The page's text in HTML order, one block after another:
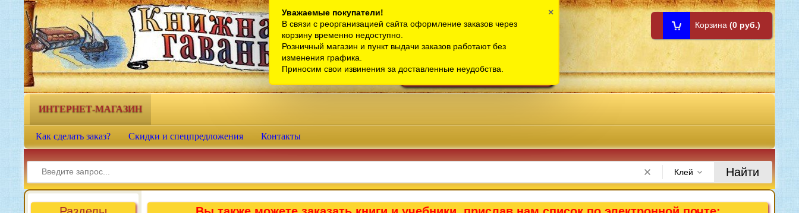
Телефон интернет-магазина:
Телефон розничного магазина:
bookshop@ambookvo.ru
Работаем ежедневно с 10:00 до 21:00
Корзина (0 руб.)
Книжная гавань - интернет-
магазин учебной литературы
ИНТЕРНЕТ-МАГАЗИН
Как сделать заказ? Скидки и спецпредложения Контакты
Клей Найти
Уважаемые покупатели!
В связи с реорганизацией сайта оформление заказов через
корзину временно недоступно.
Розничный магазин и пункт выдачи заказов работают без
изменения графика.
Приносим свои извинения за доставленные неудобства.
×